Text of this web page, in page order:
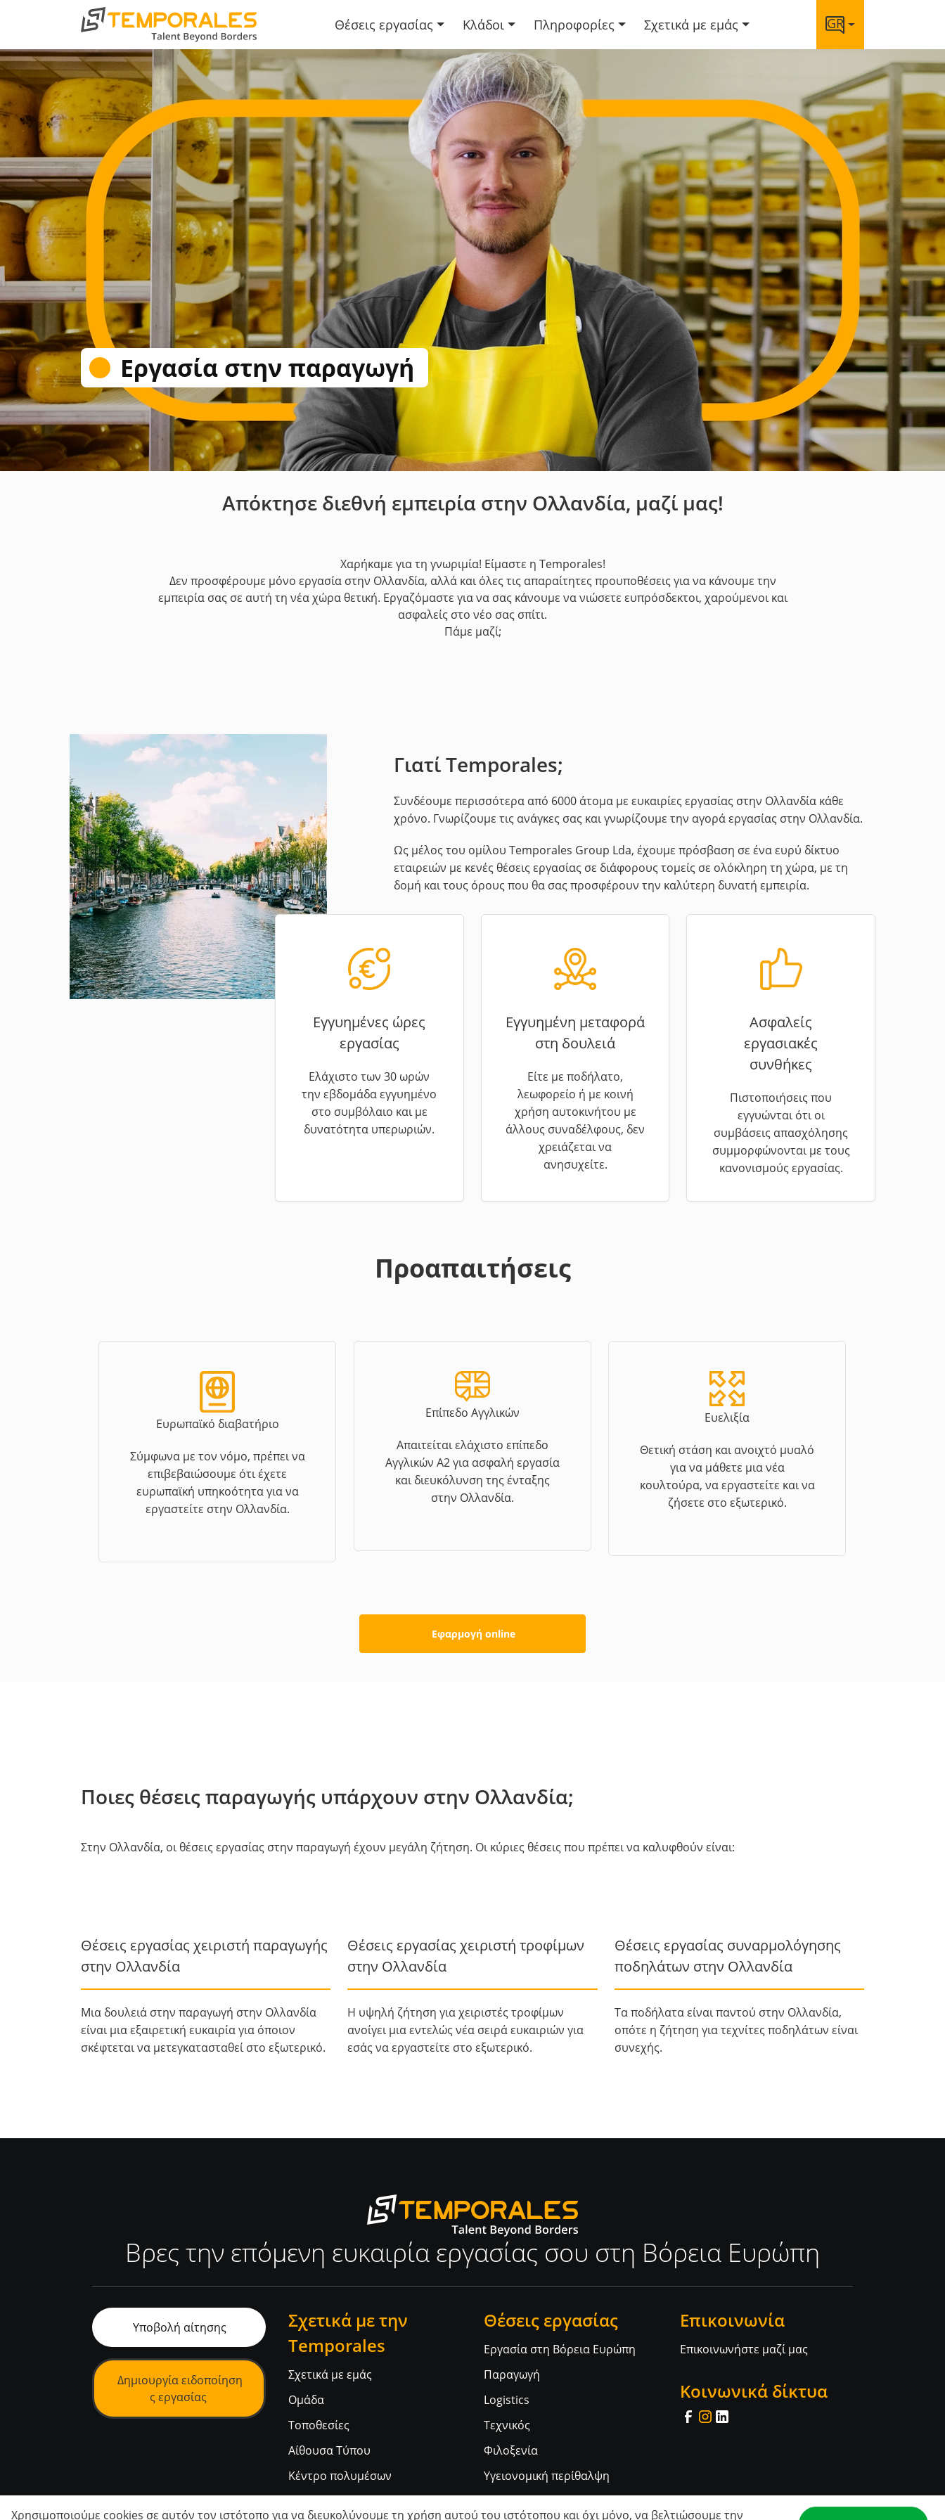
Θέσεις εργασίας Κλάδοι Πληροφορίες Σχετικά με εμάς GR
Εργασία στην παραγωγή
Απόκτησε διεθνή εμπειρία στην Ολλανδία, μαζί μας!
Χαρήκαμε για τη γνωριμία! Είμαστε η Temporales!
Δεν προσφέρουμε μόνο εργασία στην Ολλανδία, αλλά και όλες τις απαραίτητες προυποθέσεις για να κάνουμε την
εμπειρία σας σε αυτή τη νέα χώρα θετική. Εργαζόμαστε για να σας κάνουμε να νιώσετε ευπρόσδεκτοι, χαρούμενοι και
ασφαλείς στο νέο σας σπίτι.
Πάμε μαζί;
Γιατί Temporales;
Συνδέουμε περισσότερα από 6000 άτομα με ευκαιρίες εργασίας στην Ολλανδία κάθε
χρόνο. Γνωρίζουμε τις ανάγκες σας και γνωρίζουμε την αγορά εργασίας στην Ολλανδία.
Ως μέλος του ομίλου Temporales Group Lda, έχουμε πρόσβαση σε ένα ευρύ δίκτυο
εταιρειών με κενές θέσεις εργασίας σε διάφορους τομείς σε ολόκληρη τη χώρα, με τη
δομή και τους όρους που θα σας προσφέρουν την καλύτερη δυνατή εμπειρία.
Εγγυημένες ώρες
εργασίας
Ελάχιστο των 30 ωρών
την εβδομάδα εγγυημένο
στο συμβόλαιο και με
δυνατότητα υπερωριών.
Εγγυημένη μεταφορά
στη δουλειά
Είτε με ποδήλατο,
λεωφορείο ή με κοινή
χρήση αυτοκινήτου με
άλλους συναδέλφους, δεν
χρειάζεται να
ανησυχείτε.
Ασφαλείς
εργασιακές
συνθήκες
Πιστοποιήσεις που
εγγυώνται ότι οι
συμβάσεις απασχόλησης
συμμορφώνονται με τους
κανονισμούς εργασίας.
Προαπαιτήσεις
Ευρωπαϊκό διαβατήριο
Σύμφωνα με τον νόμο, πρέπει να
επιβεβαιώσουμε ότι έχετε
ευρωπαϊκή υπηκοότητα για να
εργαστείτε στην Ολλανδία.
Επίπεδο Αγγλικών
Απαιτείται ελάχιστο επίπεδο
Αγγλικών A2 για ασφαλή εργασία
και διευκόλυνση της ένταξης
στην Ολλανδία.
Ευελιξία
Θετική στάση και ανοιχτό μυαλό
για να μάθετε μια νέα
κουλτούρα, να εργαστείτε και να
ζήσετε στο εξωτερικό.
Εφαρμογή online
Ποιες θέσεις παραγωγής υπάρχουν στην Ολλανδία;
Στην Ολλανδία, οι θέσεις εργασίας στην παραγωγή έχουν μεγάλη ζήτηση. Οι κύριες θέσεις που πρέπει να καλυφθούν είναι:
Θέσεις εργασίας χειριστή παραγωγής
στην Ολλανδία
Μια δουλειά στην παραγωγή στην Ολλανδία
είναι μια εξαιρετική ευκαιρία για όποιον
σκέφτεται να μετεγκατασταθεί στο εξωτερικό.
Θέσεις εργασίας χειριστή τροφίμων
στην Ολλανδία
Η υψηλή ζήτηση για χειριστές τροφίμων
ανοίγει μια εντελώς νέα σειρά ευκαιριών για
εσάς να εργαστείτε στο εξωτερικό.
Θέσεις εργασίας συναρμολόγησης
ποδηλάτων στην Ολλανδία
Τα ποδήλατα είναι παντού στην Ολλανδία,
οπότε η ζήτηση για τεχνίτες ποδηλάτων είναι
συνεχής.
Βρες την επόμενη ευκαιρία εργασίας σου στη Βόρεια Ευρώπη
Υποβολή αίτησης
Δημιουργία ειδοποίηση
ς εργασίας
Σχετικά με την
Temporales
Σχετικά με εμάς
Ομάδα
Τοποθεσίες
Αίθουσα Τύπου
Κέντρο πολυμέσων
Θέσεις εργασίας
Εργασία στη Βόρεια Ευρώπη
Παραγωγή
Logistics
Τεχνικός
Φιλοξενία
Υγειονομική περίθαλψη
Επικοινωνία
Επικοινωνήστε μαζί μας
Κοινωνικά δίκτυα
Χρησιμοποιούμε cookies σε αυτόν τον ιστότοπο για να διευκολύνουμε τη χρήση αυτού του ιστότοπου και όχι μόνο, να βελτιώσουμε την